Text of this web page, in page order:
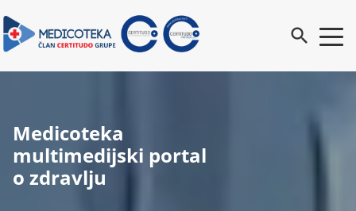
search
Medicoteka
multimedijski portal
o zdravlju